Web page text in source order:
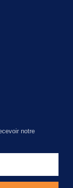
notre